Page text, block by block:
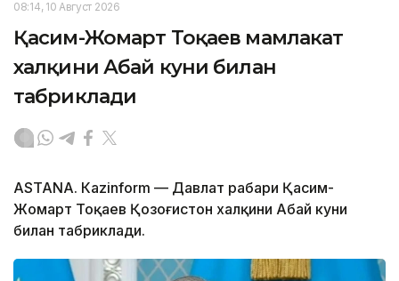
08:14, 10 Август 2026
Қасим-Жомарт Тоқаев мамлакат
халқини Абай куни билан
табриклади
ASTANА. Кazinform — Давлат раҳбари Қасим-
Жомарт Тоқаев Қозоғистон халқини Абай куни
билан табриклади.